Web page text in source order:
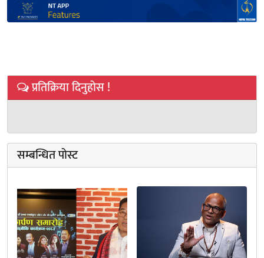
प्रतिक्रिया दिनुहोस !
सम्बन्धित पोस्ट